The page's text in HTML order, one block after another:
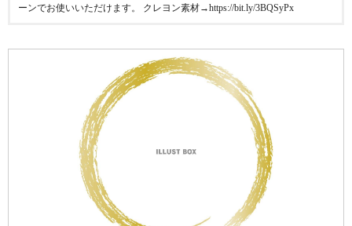
ーンでお使いいただけます。 クレヨン素材→https://bit.ly/3BQSyPx